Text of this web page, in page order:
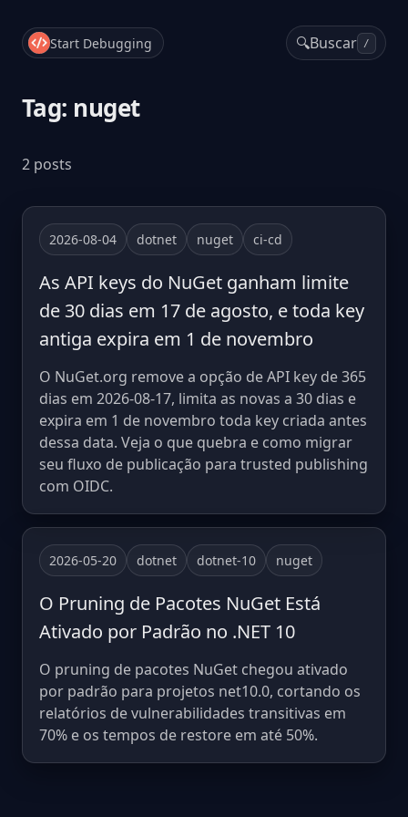
Start Debugging 🔍Buscar /
Tag: nuget
2 posts
2026-08-04 dotnet nuget ci-cd
As API keys do NuGet ganham limite
de 30 dias em 17 de agosto, e toda key
antiga expira em 1 de novembro
O NuGet.org remove a opção de API key de 365
dias em 2026-08-17, limita as novas a 30 dias e
expira em 1 de novembro toda key criada antes
dessa data. Veja o que quebra e como migrar
seu fluxo de publicação para trusted publishing
com OIDC.
2026-05-20 dotnet dotnet-10 nuget
O Pruning de Pacotes NuGet Está
Ativado por Padrão no .NET 10
O pruning de pacotes NuGet chegou ativado
por padrão para projetos net10.0, cortando os
relatórios de vulnerabilidades transitivas em
70% e os tempos de restore em até 50%.